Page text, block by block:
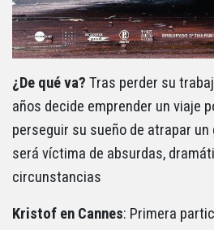
¿De qué va? Tras perder su
años decide emprender un viaje
perseguir su sueño de atrapar un
será víctima de absurdas,
circunstancias
Kristof en Cannes: Primera